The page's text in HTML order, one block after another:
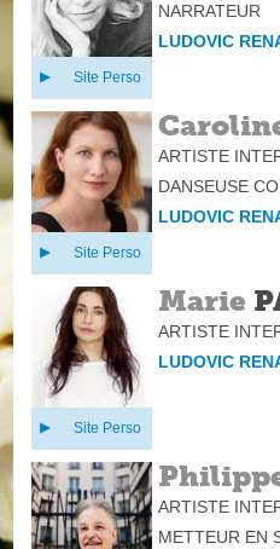
NARRATEUR
LUDOVIC
Site Perso
ARTISTE
DANSEUSE
LUDOVIC
Site Perso
Marie
ARTISTE
LUDOVIC
Site Perso
ARTISTE
METTEUR EN